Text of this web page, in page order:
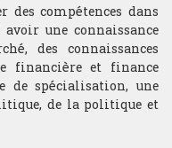
des compétences dans
une connaissance
des connaissances
financière et finance
de spécialisation, une
de la politique et